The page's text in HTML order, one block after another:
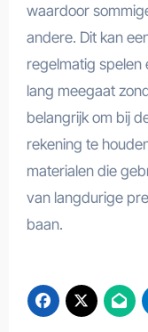
waardoor
andere. Dit kan
regelmatig spelen
lang meegaat
belangrijk om bij
rekening te
materialen die
van langdurige
baan.